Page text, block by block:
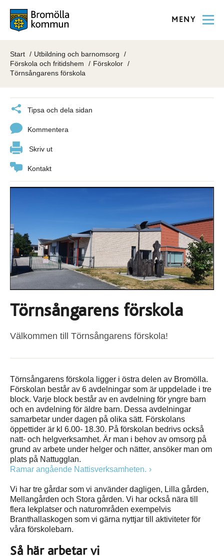
MENY
Start
Utbildning och barnomsorg
Förskola och fritidshem
Förskolor
Törnsångarens förskola
Tipsa och dela sidan
Kommentera
Skriv ut
Kontakt
Törnsångarens förskola
Välkommen till Törnsångarens förskola!
Törnsångarens förskola ligger i östra delen av Bromölla.
Förskolan består av 6 avdelningar som är uppdelade i tre
block. Varje block består av en avdelning för yngre barn
och en avdelning för äldre barn. Dessa avdelningar
samarbetar under dagen på olika sätt. Förskolans
öppettider är kl 6.00- 18.30. På förskolan bedrivs också
natt- och helgverksamhet. Är man i behov av omsorg på
grund av arbete under helger och nätter, ansöker man om
plats på Nattugglan.
Ramar angående Nattisverksamheten.
Vi har tre gårdar som vi använder dagligen, Lilla gården,
Mellangården och Stora gården. Vi har också nära till
flera lekplatser och naturområden exempelvis
Branthallaskogen som vi gärna nyttjar till aktiviteter för
våra förskolebarn.
Så här arbetar vi